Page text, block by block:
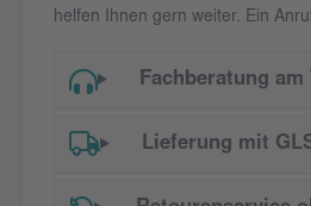
helfen Ihnen gern weiter. Ein
Fachberatung am
Lieferung mit